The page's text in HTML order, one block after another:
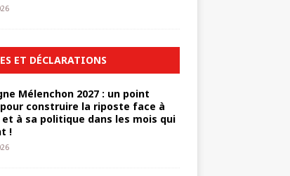
ET DÉCLARATIONS
Mélenchon 2027 : un point
pour construire la riposte face à
et à sa politique dans les mois qui
!